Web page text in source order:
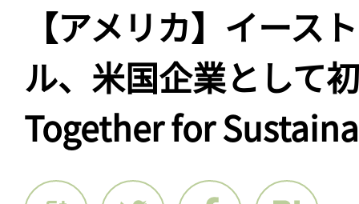
【アメリカ】イース
ル、米国企業として
Together for